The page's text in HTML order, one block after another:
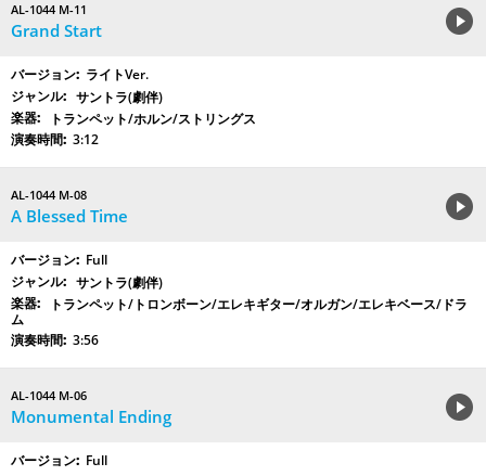
AL-1044 M-11
Grand Start
ライトVer.
サントラ(劇伴)
トランペット/ホルン/ストリングス
3:12
AL-1044 M-08
A Blessed Time
Full
サントラ(劇伴)
トランペット/トロンボーン/エレキギター/オルガン/エレキベース/ドラ
ム
3:56
AL-1044 M-06
Monumental Ending
Full